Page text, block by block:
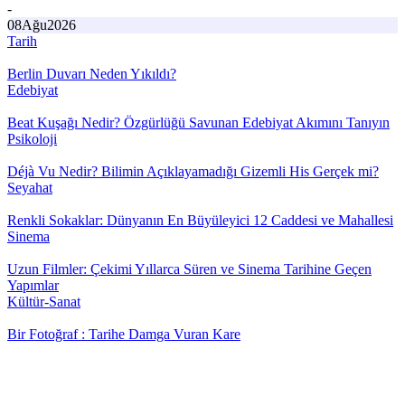
-
08Ağu2026
Tarih
Berlin Duvarı Neden Yıkıldı?
Edebiyat
Beat Kuşağı Nedir? Özgürlüğü Savunan Edebiyat Akımını Tanıyın
Psikoloji
Déjà Vu Nedir? Bilimin Açıklayamadığı Gizemli His Gerçek mi?
Seyahat
Renkli Sokaklar: Dünyanın En Büyüleyici 12 Caddesi ve Mahallesi
Sinema
Uzun Filmler: Çekimi Yıllarca Süren ve Sinema Tarihine Geçen
Yapımlar
Kültür-Sanat
Bir Fotoğraf : Tarihe Damga Vuran Kare